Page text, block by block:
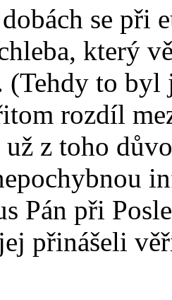
se při
který
(Tehdy to
rozdíl
už z toho
Pán při
přinášeli